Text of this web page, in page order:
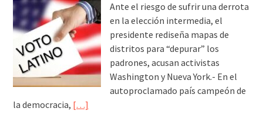
Ante el riesgo de sufrir una derrota
en la elección intermedia, el
presidente rediseña mapas de
distritos para “depurar” los
padrones, acusan activistas
Washington y Nueva York.- En el
autoproclamado país campeón de
la democracia, […]